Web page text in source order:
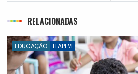
RELACIONADAS
EDUCAÇÃO ITAPEVI